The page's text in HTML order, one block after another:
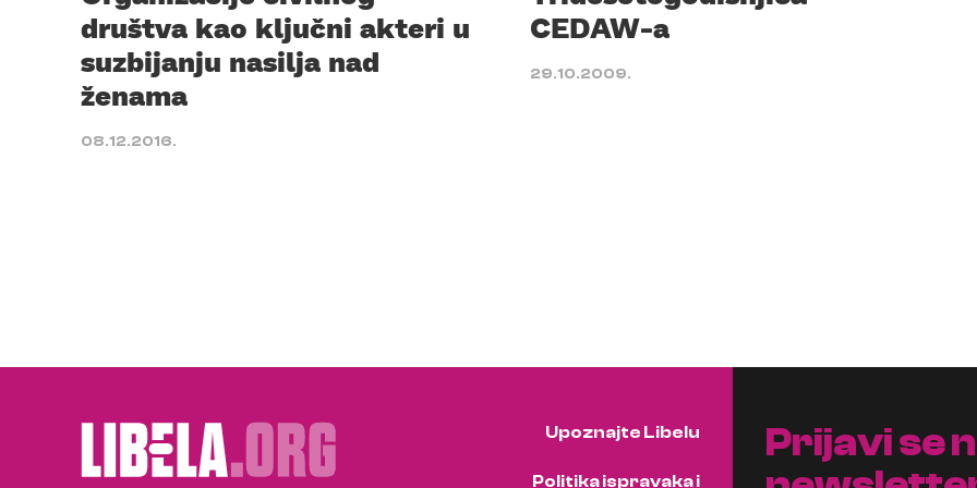
društva kao ključni akteri u
suzbijanju nasilja nad
ženama
08.12.2016.
CEDAW-a
29.10.2009.
Upoznajte Libelu
Politika ispravaka i
Prijavi se